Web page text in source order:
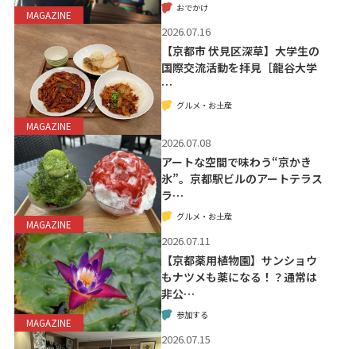
MAGAZINE
おでかけ
MAGAZINE
2026.07.16
【京都市 伏見区深草】大学生の
国際交流活動を拝見［龍谷大学
…
グルメ・お土産
MAGAZINE
2026.07.08
アートな空間で味わう“京かき
氷”。京都駅ビルのアートテラス
ラ…
グルメ・お土産
MAGAZINE
2026.07.11
【京都薬用植物園】サンショウ
もナツメも薬になる！？通常は
非公…
参加する
2026.07.15